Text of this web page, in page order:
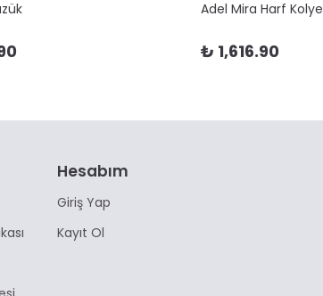
Adel Mira Harf Kolye
₺ 1,616.90
Hesabım
Giriş Yap
Kayıt Ol